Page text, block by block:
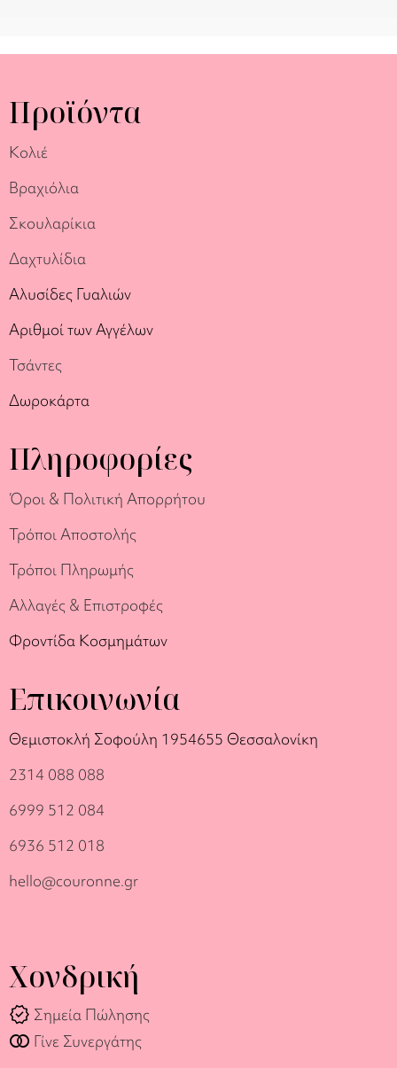
Προϊόντα
Κολιέ
Βραχιόλια
Σκουλαρίκια
Δαχτυλίδια
Αλυσίδες Γυαλιών
Αριθμοί των Αγγέλων
Τσάντες
Δωροκάρτα
Πληροφορίες
Όροι & Πολιτική Απορρήτου
Τρόποι Αποστολής
Τρόποι Πληρωμής
Αλλαγές & Επιστροφές
Φροντίδα Κοσμημάτων
Επικοινωνία
Θεμιστοκλή Σοφούλη 1954655 Θεσσαλονίκη
2314 088 088
6999 512 084
6936 512 018
hello@couronne.gr
Χονδρική
verified Σημεία Πώλησης
join_full Γίνε Συνεργάτης